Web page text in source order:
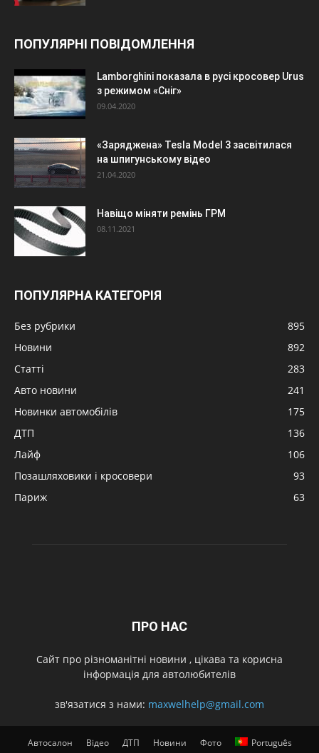
ПОПУЛЯРНІ ПОВІДОМЛЕННЯ
Lamborghini показала в русі кросовер Urus
з режимом «Сніг»
09.04.2020
«Заряджена» Tesla Model 3 засвітилася
на шпигунському відео
21.04.2020
Навіщо міняти ремінь ГРМ
08.11.2021
ПОПУЛЯРНА КАТЕГОРІЯ
Без рубрики
895
Новини
892
Статті
283
Авто новини
241
Новинки автомобілів
175
ДТП
136
Лайф
106
Позашляховики і кросовери
93
Париж
63
ПРО НАС
Cайт про різноманітні новини , цікава та корисна
інформація для автолюбителів
зв'язатися з нами: maxwelhelp@gmail.com
Автосалон Відео ДТП Новини Фото Português